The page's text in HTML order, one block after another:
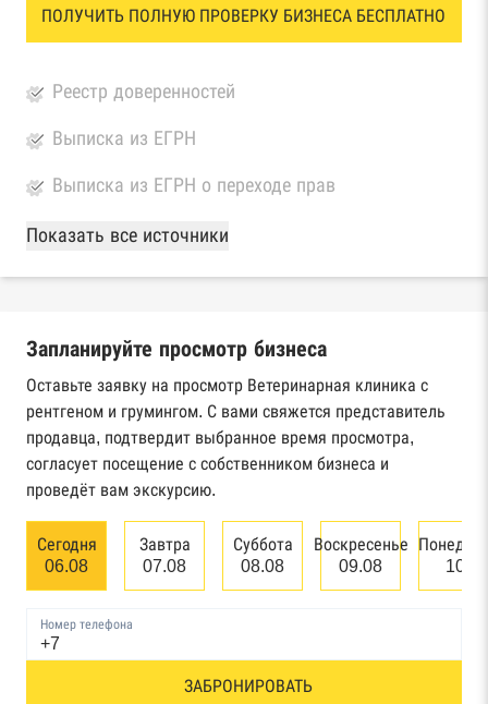
ПОЛУЧИТЬ ПОЛНУЮ ПРОВЕРКУ БИЗНЕСА БЕСПЛАТНО
Реестр доверенностей
Выписка из ЕГРН
Выписка из ЕГРН о переходе прав
База Росстата
Реестры ЕГРЮЛ и ЕГРИП Федеральной
Реестр государственных контрактов
Федерального казначейства
Картотека арбитражных дел Высшего
арбитражного суда
Единый федеральный реестр сведений о
банкротстве юридических лиц
Реестр товарных знаков и знаков обслуживания
Показать все источники
Запланируйте просмотр бизнеса
Оставьте заявку на просмотр Ветеринарная клиника с
рентгеном и грумингом. С вами свяжется представитель
продавца, подтвердит выбранное время просмотра,
согласует посещение с собственником бизнеса и
проведёт вам экскурсию.
Сегодня
06.08
Завтра
07.08
Суббота
08.08
Воскресенье
09.08
10.08
Номер телефона
ЗАБРОНИРОВАТЬ